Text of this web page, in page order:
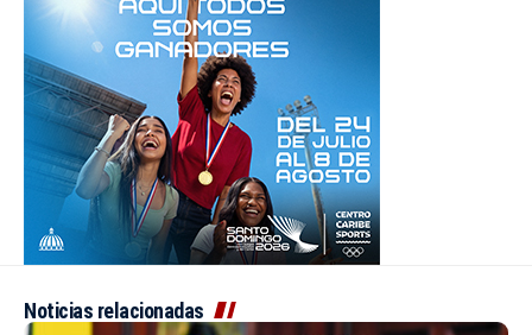
Noticias relacionadas